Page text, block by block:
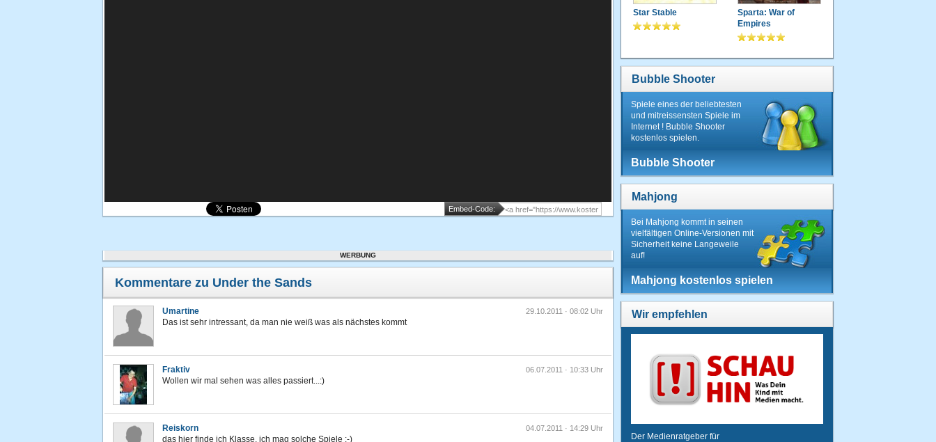
Embed-Code:
WERBUNG
Kommentare zu Under the Sands
Umartine 29.10.2011 · 08:02 Uhr
Das ist sehr intressant, da man nie weiß was als nächstes kommt
Fraktiv 06.07.2011 · 10:33 Uhr
Wollen wir mal sehen was alles passiert...:)
Reiskorn 04.07.2011 · 14:29 Uhr
das hier finde ich Klasse, ich mag solche Spiele :-)
Star Stable
Sparta: War of
Empires
Bubble Shooter
Spiele eines der beliebtesten
und mitreissensten Spiele im
Internet ! Bubble Shooter
kostenlos spielen.
Bubble Shooter
Mahjong
Bei Mahjong kommt in seinen
vielfältigen Online-Versionen mit
Sicherheit keine Langeweile
auf!
Mahjong kostenlos spielen
Wir empfehlen
Der Medienratgeber für